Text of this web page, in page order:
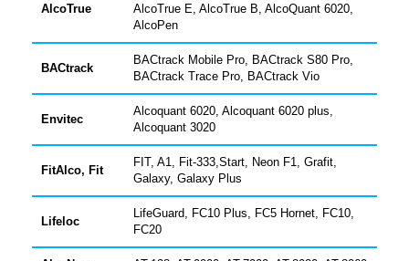
AlcoTrue
AlcoTrue E, AlcoTrue B, AlcoQuant 6020
AlcoPen
BACtrack
BACtrack Mobile Pro, BACtrack S80 Pro,
BACtrack Trace Pro, BACtrack Vio
Envitec
Alcoquant 6020, Alcoquant 6020 plus,
Alcoquant 3020
FitAlco, Fit
FIT, A1, Fit-333,Start, Neon F1, Grafit,
Galaxy, Galaxy Plus
Lifeloc
LifeGuard, FC10 Plus, FC5 Hornet, FC10,
FC20